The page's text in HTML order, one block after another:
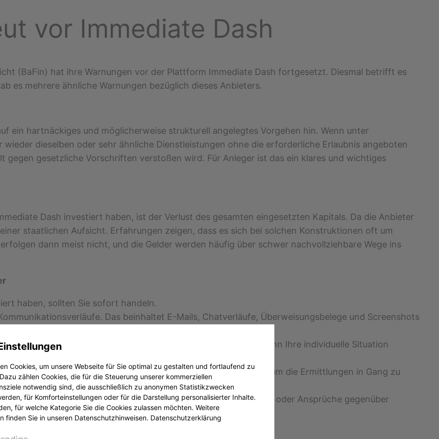
vor Immediate Dash
(BaFin) hat ihre Warnungen vor der Plattform Immediate Dash fortgesetzt. Diesmal betrifft es
es mehrere ähnliche Warnungen bezüglich dieses Anbieters.
ein hartnäckiges und möglicherweise strukturell angelegtes Vorgehen hin. Wenn unter
dieselben oder sehr ähnliche Dienstleistungen ohne die erforderliche Erlaubnis angeboten
gegen gesetzliche Vorschriften verstoßen wird. Für Anleger ist das ein klares und wichtiges
Dash investiert haben, ist der Verlust des gesamten eingesetzten Kapitals. Da die Anbieter
staatlichen Aufsicht. Erfahrungen zeigen, dass es sich bei solchen Konstruktionen oft um
dann meist nicht, und die Gelder werden häufig über schwer nachvollziehbare Wege ins
haben, sollten Sie sofort handeln.
Das beinhaltet E-Mails, Chatverläufe, Überweisungsbelege und Screenshots
ein. Ein auf Kapitalmarktrecht spezialisierter Anwalt kann Ihre individuelle Situation
Polizei oder Staatsanwaltschaft. Dies ist ein wichtiger Schritt, um die Ermittlungen in Gang zu
zumindest Teile des investierten Geldes zurückzuerlangen oder Ansprüche gegenüber
Cookies, um unsere Webseite für Sie optimal zu gestalten und fortlaufend zu
zählen Cookies, die für die Steuerung unserer kommerziellen
notwendig sind, die ausschließlich zu anonymen Statistikzwecken
für Komforteinstellungen oder für die Darstellung personalisierter Inhalte.
für welche Kategorie Sie die Cookies zulassen möchten. Weitere
finden Sie in unseren Datenschutzhinweisen. Datenschutzerklärung